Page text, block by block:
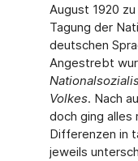
August 1920
Tagung der
deutschen
Angestrebt
Volkes. Nach
doch ging alles
Differenzen in
jeweils